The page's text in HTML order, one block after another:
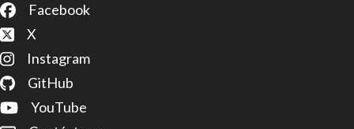
Facebook
X
Instagram
GitHub
YouTube